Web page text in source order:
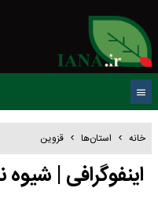
خانه استان‌ها قزوین
اینفوگرافی | شیوه